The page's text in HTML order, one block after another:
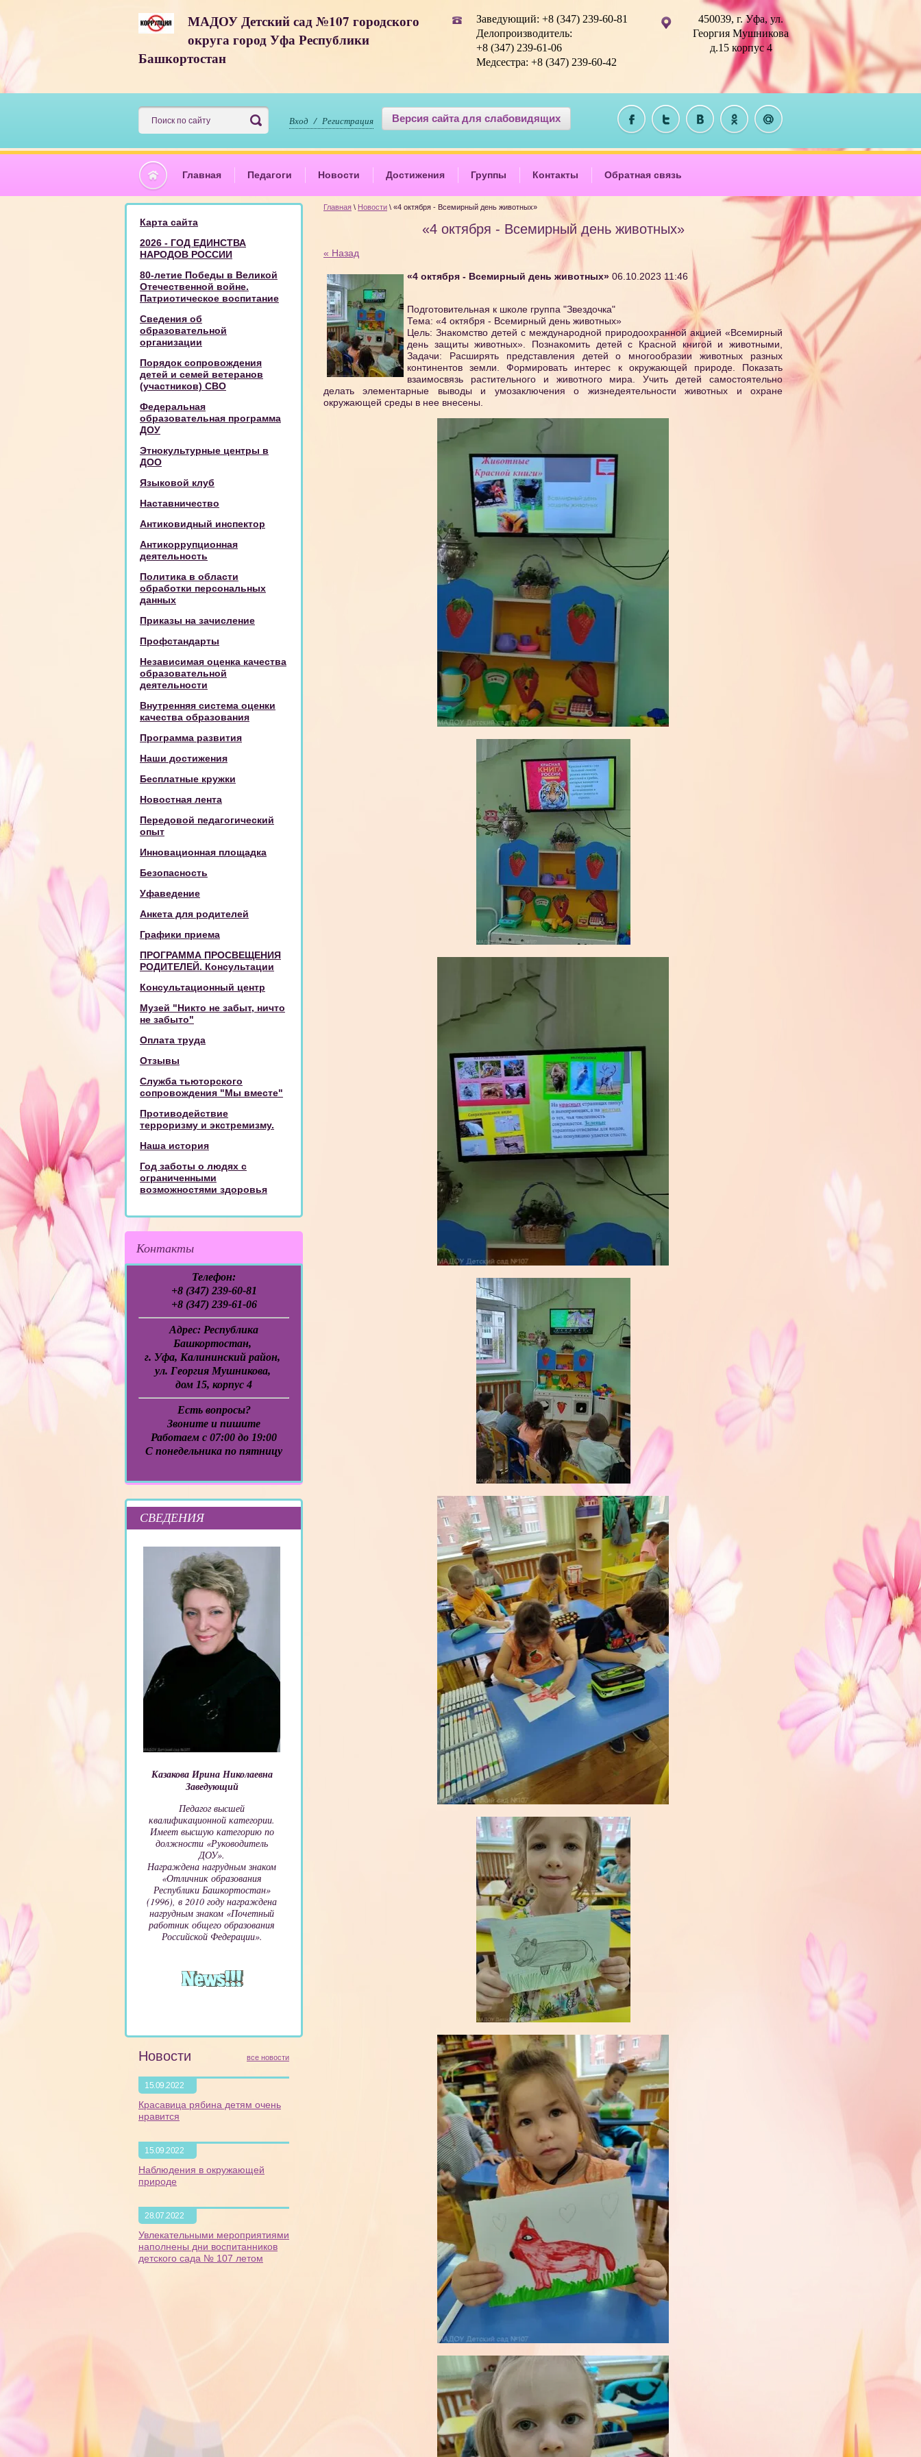
МАДОУ Детский сад №107 городского
округа город Уфа Республики
Башкортостан
450039, г. Уфа, ул.
Георгия Мушникова
д.15 корпус 4
Заведующий: +8 (347) 239-60-81
Делопроизводитель:
+8 (347) 239-61-06
Медсестра: +8 (347) 239-60-42
Вход / Регистрация Версия сайта для слабовидящих
Главная Педагоги Новости Достижения Группы Контакты Обратная связь
Главная \ Новости \ «4 октября - Всемирный день животных»
«4 октября - Всемирный день животных»
« Назад
«4 октября - Всемирный день животных» 06.10.2023 11:46
Подготовительная к школе группа "Звездочка"
Тема: «4 октября - Всемирный день животных»
Цель: Знакомство детей с международной природоохранной акцией «Всемирный
день защиты животных». Познакомить детей с Красной книгой и животными,
Задачи: Расширять представления детей о многообразии животных разных
континентов земли. Формировать интерес к окружающей природе. Показать
взаимосвязь растительного и животного мира. Учить детей самостоятельно
делать элементарные выводы и умозаключения о жизнедеятельности животных и охране
окружающей среды в нее внесены.
Карта сайта
2026 - ГОД ЕДИНСТВА
НАРОДОВ РОССИИ
80-летие Победы в Великой
Отечественной войне.
Патриотическое воспитание
Сведения об
образовательной
организации
Порядок сопровождения
детей и семей ветеранов
(участников) СВО
Федеральная
образовательная программа
ДОУ
Этнокультурные центры в
ДОО
Языковой клуб
Наставничество
Антиковидный инспектор
Антикоррупционная
деятельность
Политика в области
обработки персональных
данных
Приказы на зачисление
Профстандарты
Независимая оценка качества
образовательной
деятельности
Внутренняя система оценки
качества образования
Программа развития
Наши достижения
Бесплатные кружки
Новостная лента
Передовой педагогический
опыт
Инновационная площадка
Безопасность
Уфаведение
Анкета для родителей
Графики приема
ПРОГРАММА ПРОСВЕЩЕНИЯ
РОДИТЕЛЕЙ. Консультации
Консультационный центр
Музей "Никто не забыт, ничто
не забыто"
Оплата труда
Отзывы
Служба тьюторского
сопровождения "Мы вместе"
Противодействие
терроризму и экстремизму.
Наша история
Год заботы о людях с
ограниченными
возможностями здоровья
Контакты
Телефон:
+8 (347) 239-60-81
+8 (347) 239-61-06
Адрес: Республика
Башкортостан,
г. Уфа, Калининский район,
ул. Георгия Мушникова,
дом 15, корпус 4
Есть вопросы?
Звоните и пишите
Работаем с 07:00 до 19:00
C понедельника по пятницу
СВЕДЕНИЯ
Казакова Ирина Николаевна
Заведующий
Педагог высшей
квалификационной категории.
Имеет высшую категорию по
должности «Руководитель
ДОУ».
Награждена нагрудным знаком
«Отличник образования
Республики Башкортостан»
(1996), в 2010 году награждена
нагрудным знаком «Почетный
работник общего образования
Российской Федерации».
Новости все новости
15.09.2022
Красавица рябина детям очень
нравится
15.09.2022
Наблюдения в окружающей
природе
28.07.2022
Увлекательными мероприятиями
наполнены дни воспитанников
детского сада № 107 летом